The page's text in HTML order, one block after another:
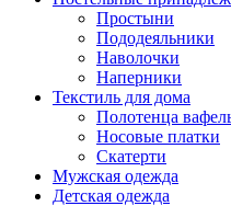
Простыни
Пододеяльники
Наволочки
Наперники
Текстиль для дома
Полотенца
Носовые платки
Скатерти
Мужская одежда
Детская одежда